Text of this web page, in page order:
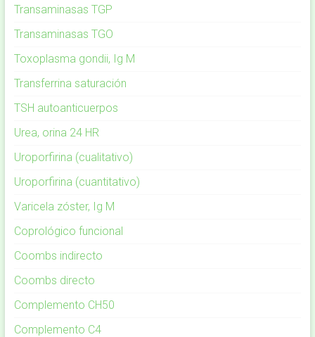
Transaminasas TGP
Transaminasas TGO
Toxoplasma gondii, Ig M
Transferrina saturación
TSH autoanticuerpos
Urea, orina 24 HR
Uroporfirina (cualitativo)
Uroporfirina (cuantitativo)
Varicela zóster, Ig M
Coprológico funcional
Coombs indirecto
Coombs directo
Complemento CH50
Complemento C4